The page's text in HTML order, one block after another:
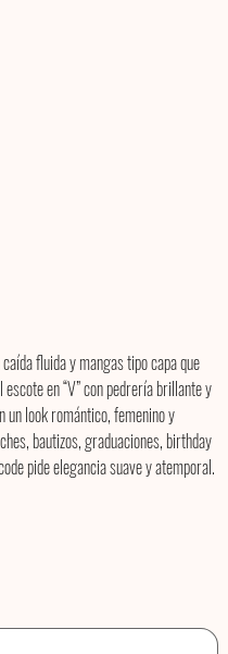
fluida y mangas tipo capa que
en “V” con pedrería brillante y
look romántico, femenino y
bautizos, graduaciones, birthday
pide elegancia suave y atemporal.